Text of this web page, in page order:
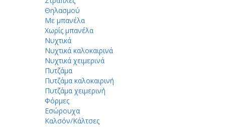
Θηλασμού
Με μπανέλα
Χωρίς μπανέλα
Νυχτικά
Νυχτικά καλοκαιρινά
Νυχτικά χειμερινά
Πυτζάμα
Πυτζάμα καλοκαιρινή
Πυτζάμα χειμερινή
Φόρμες
Εσώρουχα
Καλσόν/Κάλτσες